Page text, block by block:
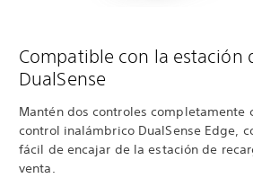
Compatible con la estación
DualSense
Mantén dos controles completamente
control inalámbrico DualSense Edge,
fácil de encajar de la estación de
venta.